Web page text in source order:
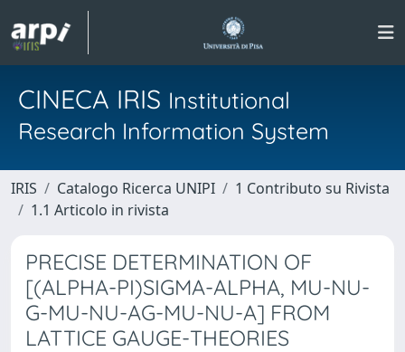
CINECA IRIS Institutional
Research Information System
IRIS Catalogo Ricerca UNIPI
1 Contributo su Rivista
1.1 Articolo in rivista
PRECISE DETERMINATION OF
[(ALPHA-PI)SIGMA-ALPHA, MU-NU-
G-MU-NU-AG-MU-NU-A] FROM
LATTICE GAUGE-THEORIES